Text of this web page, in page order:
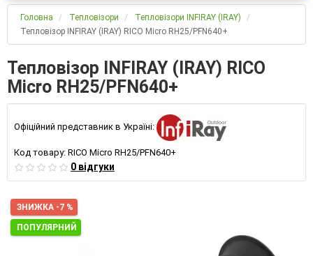
Головна Тепловізори
Тепловізори INFIRAY (IRAY)
Тепловізор INFIRAY (IRAY) RICO Micro RH25/PFN640+
Тепловізор INFIRAY (IRAY) RICO
Micro RH25/PFN640+
Офіційний представник в Україні:
Код товару: RICO Micro RH25/PFN640+
0 відгуки
ЗНИЖКА -7 %
ПОПУЛЯРНИЙ